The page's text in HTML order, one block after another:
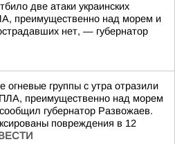
две атаки украинских
преимущественно над морем и
нет, — губернатор
группы с утра отразили
преимущественно над морем
губернатор Развожаев.
повреждения в 12